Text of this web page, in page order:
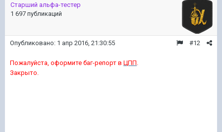
Старший альфа-тестер
1 697 публикаций
#12
Опубликовано: 1 апр 2016, 21:30:55
Пожалуйста, оформите баг-репорт в ЦПП
Закрыто.